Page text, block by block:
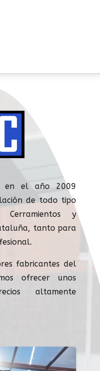
en el año 2009
de todo tipo
y
tanto para
fabricantes del
ofrecer unos
altamente